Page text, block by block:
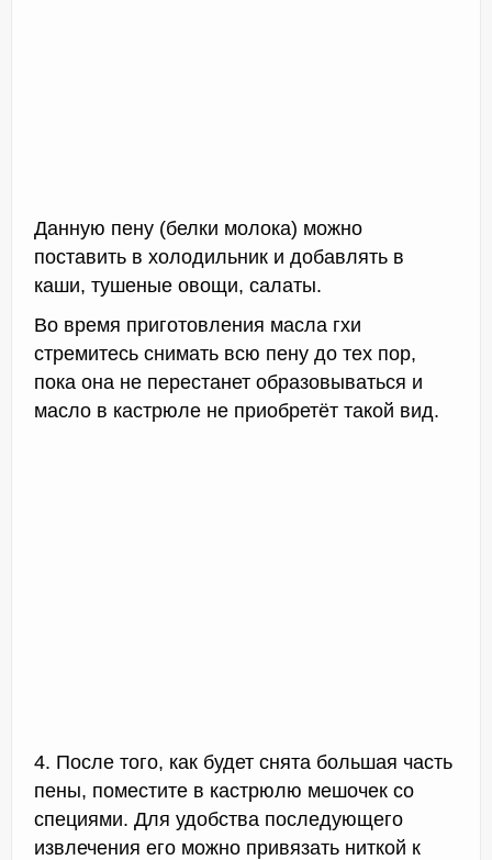
Данную пену (белки молока) можно
поставить в холодильник и добавлять в
каши, тушеные овощи, салаты.
Во время приготовления масла гхи
стремитесь снимать всю пену до тех пор,
пока она не перестанет образовываться и
масло в кастрюле не приобретёт такой вид.
4. После того, как будет снята большая часть
пены, поместите в кастрюлю мешочек со
специями. Для удобства последующего
извлечения его можно привязать ниткой к